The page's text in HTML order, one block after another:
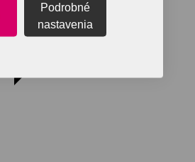
Podrobné
nastavenia